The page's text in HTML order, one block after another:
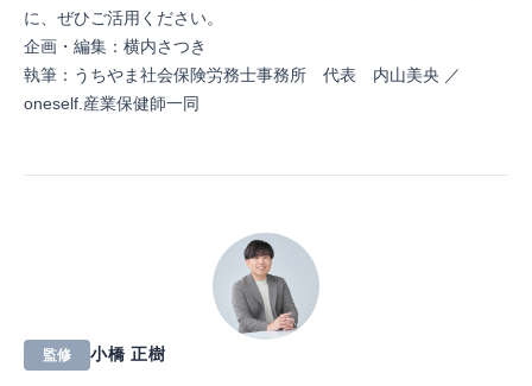
に、ぜひご活用ください。
企画・編集： 横内さつき
執筆： うちやま社会保険労務士事務所 代表 内山美央 ／
oneself.産業保健師一同
監修 小橋 正樹